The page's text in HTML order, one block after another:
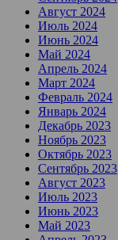
Август 2024
Июль 2024
Июнь 2024
Май 2024
Апрель 2024
Март 2024
Февраль 2024
Январь 2024
Декабрь 2023
Ноябрь 2023
Октябрь 2023
Сентябрь 2023
Август 2023
Июль 2023
Июнь 2023
Май 2023